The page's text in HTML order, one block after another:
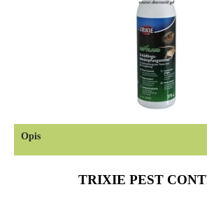
Opis
TRIXIE PEST